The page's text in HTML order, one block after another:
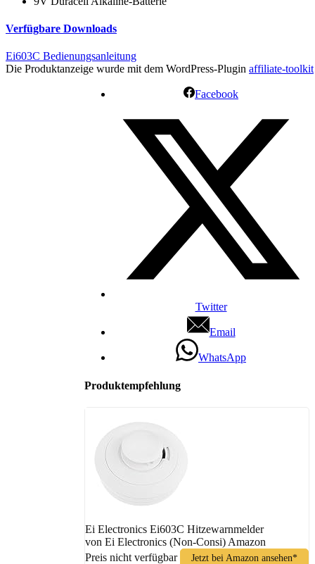
Verfügbare Downloads
Ei603C Bedienungsanleitung
Die Produktanzeige wurde mit dem WordPress-Plugin affiliate-toolkit
Facebook
Twitter
Email
WhatsApp
Produktempfehlung
Ei Electronics Ei603C Hitzewarnmelder
von Ei Electronics (Non-Consi) Amazon
Preis nicht verfügbar
Jetzt bei Amazon ansehen*